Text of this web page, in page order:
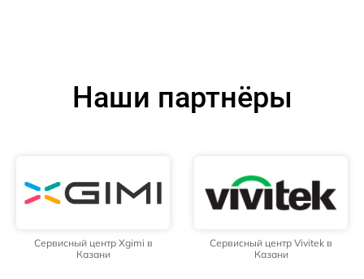
Наши партнёры
Сервисный центр Xgimi в
Казани
Сервисный центр Vivitek в
Казани